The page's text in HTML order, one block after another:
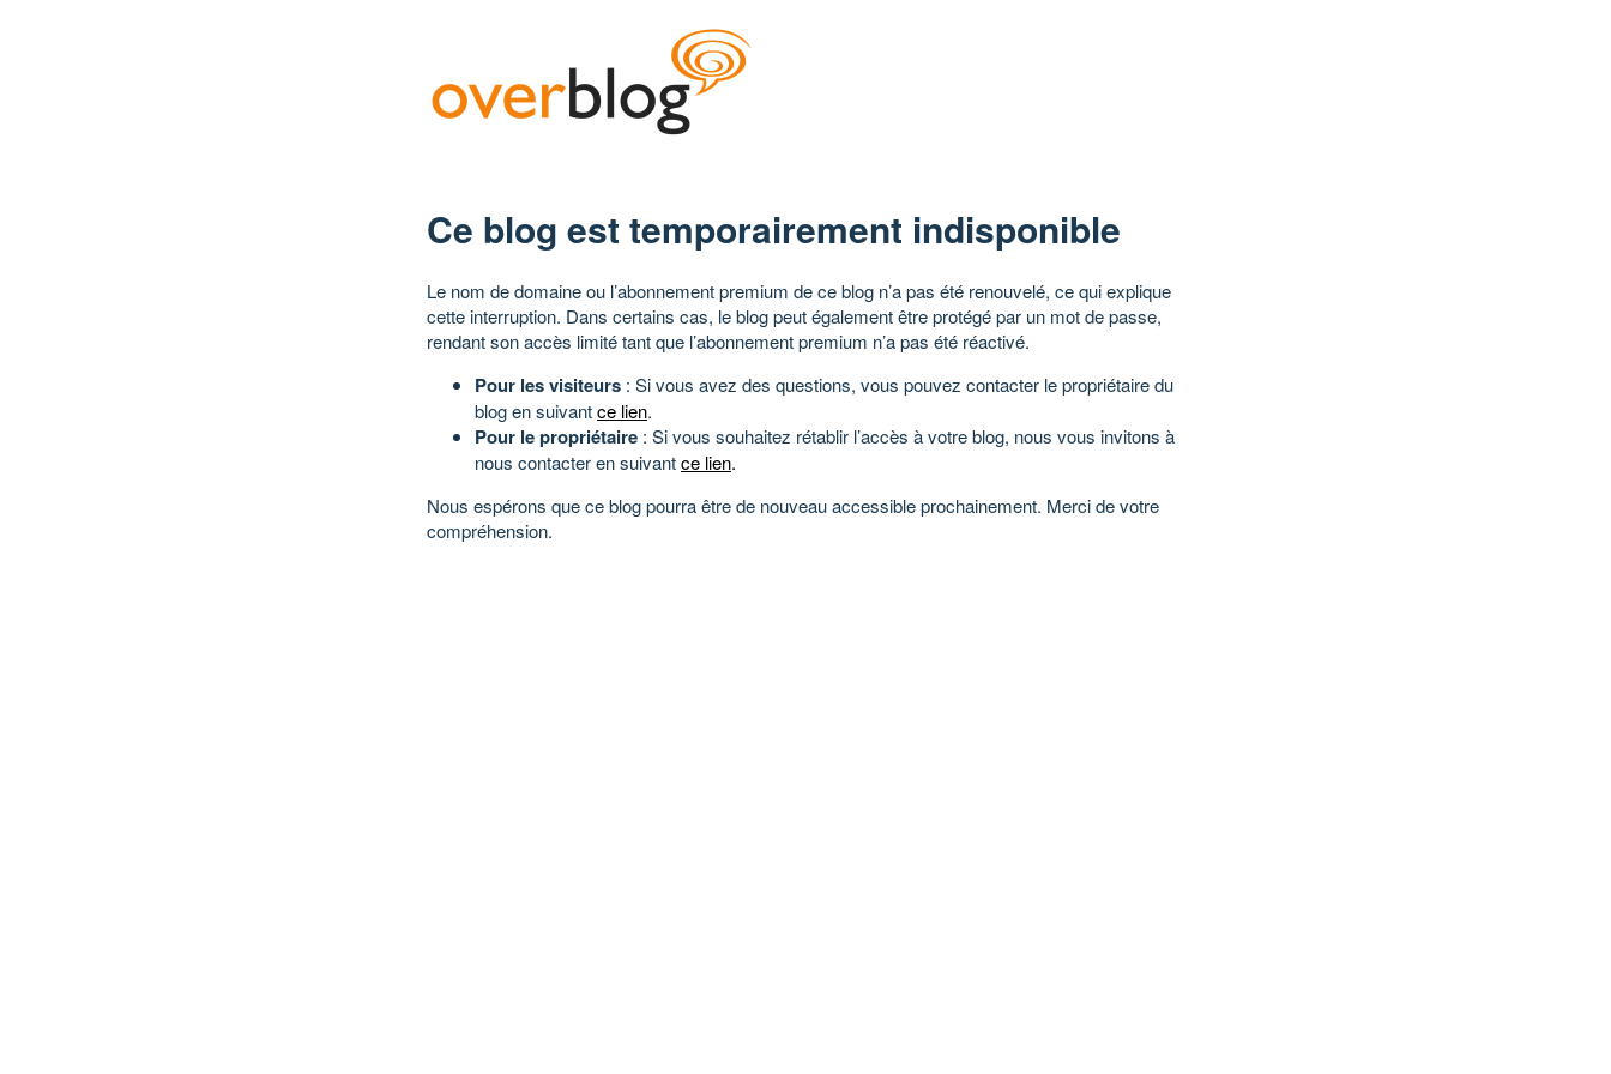
Ce blog est temporairement indisponible
Le nom de domaine ou l’abonnement premium de ce blog n’a pas été renouvelé, ce qui explique
cette interruption. Dans certains cas, le blog peut également être protégé par un mot de passe,
rendant son accès limité tant que l’abonnement premium n’a pas été réactivé.
Pour les visiteurs : Si vous avez des questions, vous pouvez contacter le propriétaire du
blog en suivantce lien.
Pour le propriétaire : Si vous souhaitez rétablir l’accès à votre blog, nous vous invitons à
nous contacter en suivantce lien.
Nous espérons que ce blog pourra être de nouveau accessible prochainement. Merci de votre
compréhension.